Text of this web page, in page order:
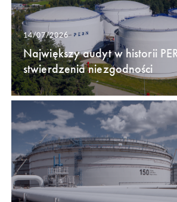
14/07/2026
Największy audyt w historii
stwierdzenia niezgodności